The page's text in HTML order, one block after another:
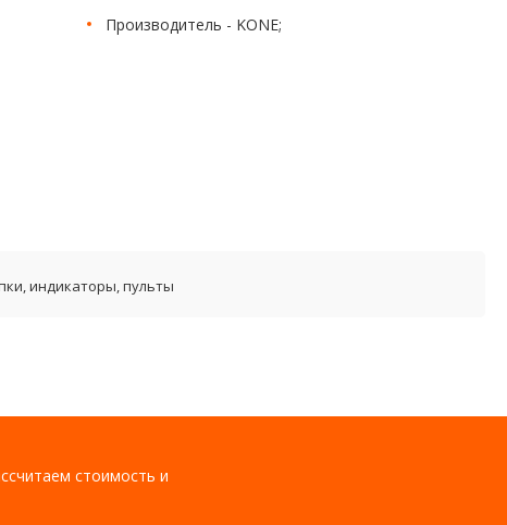
Производитель - KONE;
индикаторы, пульты
стоимость и